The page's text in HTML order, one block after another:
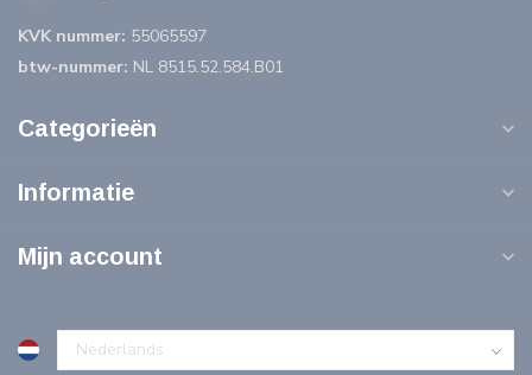
KVK nummer: 55065597
btw-nummer: NL 8515.52.584.B01
Categorieën
Informatie
Mijn account